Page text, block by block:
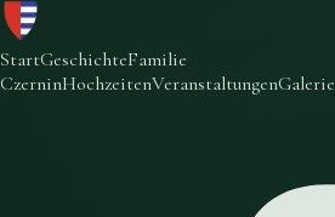
StartGeschichteFamilie
CzerninHochzeitenVeranstaltungenGalerie